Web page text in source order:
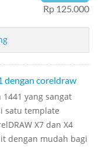
Rp 125.000
dengan coreldraw
yang sangat
satu template
X7 dan X4
dengan mudah bagi